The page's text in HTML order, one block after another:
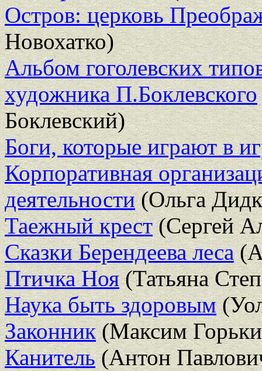
Остров: церковь
Новохатко)
Альбом гоголевских
художника П.Боклевского
Боклевский)
Боги, которые играют в
Корпоративная
деятельности(Ольга
Таежный крест(Сергей
Сказки Берендеева леса
Птичка Ноя(Татьяна
Наука быть здоровым
Законник(Максим
Канитель(Антон